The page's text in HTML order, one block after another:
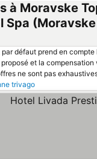
à Moravske
Spa
défaut prend en compte
proposé et la compensation
ne sont pas
trivago